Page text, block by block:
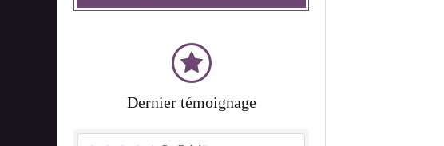
Dernier témoignage